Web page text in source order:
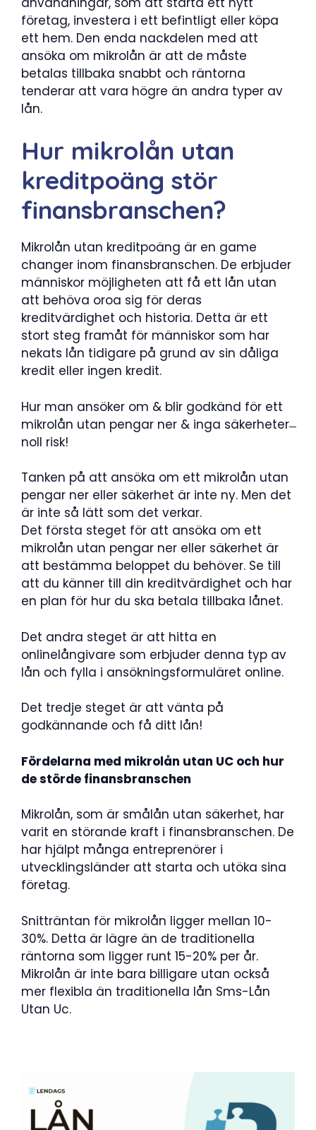
företag, investera i ett befintligt eller köpa
ett hem. Den enda nackdelen med att
ansöka om mikrolån är att de måste
betalas tillbaka snabbt och räntorna
tenderar att vara högre än andra typer av
lån.
Hur mikrolån utan
kreditpoäng stör
finansbranschen?
Mikrolån utan kreditpoäng är en game
changer inom finansbranschen. De erbjuder
människor möjligheten att få ett lån utan
att behöva oroa sig för deras
kreditvärdighet och historia. Detta är ett
stort steg framåt för människor som har
nekats lån tidigare på grund av sin dåliga
kredit eller ingen kredit.
Hur man ansöker om & blir godkänd för ett
mikrolån utan pengar ner & inga säkerheter ̶
noll risk!
Tanken på att ansöka om ett mikrolån utan
pengar ner eller säkerhet är inte ny. Men det
är inte så lätt som det verkar.
Det första steget för att ansöka om ett
mikrolån utan pengar ner eller säkerhet är
att bestämma beloppet du behöver. Se till
att du känner till din kreditvärdighet och har
en plan för hur du ska betala tillbaka lånet.
Det andra steget är att hitta en
onlinelångivare som erbjuder denna typ av
lån och fylla i ansökningsformuläret online.
Det tredje steget är att vänta på
godkännande och få ditt lån!
Fördelarna med mikrolån utan UC och hur
de störde finansbranschen
Mikrolån, som är smålån utan säkerhet, har
varit en störande kraft i finansbranschen. De
har hjälpt många entreprenörer i
utvecklingsländer att starta och utöka sina
företag.
Snitträntan för mikrolån ligger mellan 10-
30%. Detta är lägre än de traditionella
räntorna som ligger runt 15-20% per år.
Mikrolån är inte bara billigare utan också
mer flexibla än traditionella lån Sms-Lån
Utan Uc.